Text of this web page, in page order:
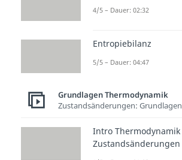
4/5 – Dauer: 02:32
Entropiebilanz
5/5 – Dauer: 04:47
Grundlagen Thermodynamik
Zustandsänderungen: Grundlagen
Intro Thermodynamik
Zustandsänderungen